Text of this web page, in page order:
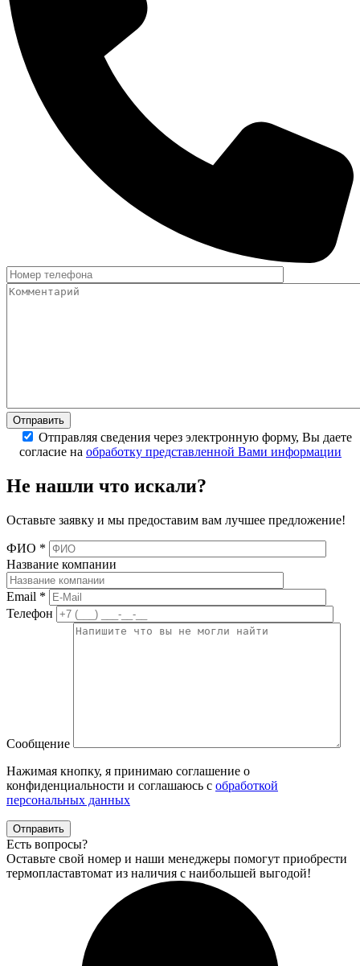
Отправляя сведения через электронную форму, Вы даете
согласие на обработку представленной Вами информации
Не нашли что искали?
Оставьте заявку и мы предоставим вам лучшее предложение!
ФИО *
Название компании
Email *
Телефон
Сообщение
Нажимая кнопку, я принимаю соглашение о
конфиденциальности и соглашаюсь с обработкой
персональных данных
Отправить
Есть вопросы?
Оставьте свой номер и наши менеджеры помогут приобрести
термопластавтомат из наличия с наибольшей выгодой!